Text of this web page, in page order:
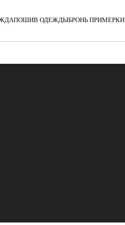
ПОШИВ ОДЕЖДЫБРОНЬ ПРИМЕРКИ